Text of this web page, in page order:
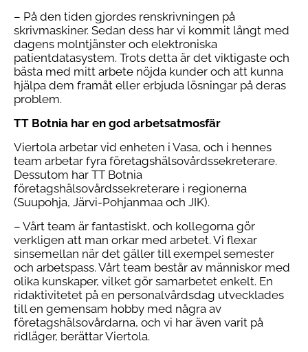
– På den tiden gjordes renskrivningen på
skrivmaskiner. Sedan dess har vi kommit långt med
dagens molntjänster och elektroniska
patientdatasystem. Trots detta är det viktigaste och
bästa med mitt arbete nöjda kunder och att kunna
hjälpa dem framåt eller erbjuda lösningar på deras
problem.
TT Botnia har en god arbetsatmosfär
Viertola arbetar vid enheten i Vasa, och i hennes
team arbetar fyra företagshälsovårdssekreterare.
Dessutom har TT Botnia
företagshälsovårdssekreterare i regionerna
(Suupohja, Järvi-Pohjanmaa och JIK).
– Vårt team är fantastiskt, och kollegorna gör
verkligen att man orkar med arbetet. Vi flexar
sinsemellan när det gäller till exempel semester
och arbetspass. Vårt team består av människor med
olika kunskaper, vilket gör samarbetet enkelt. En
ridaktivitetet på en personalvårdsdag utvecklades
till en gemensam hobby med några av
företagshälsovårdarna, och vi har även varit på
ridläger, berättar Viertola.